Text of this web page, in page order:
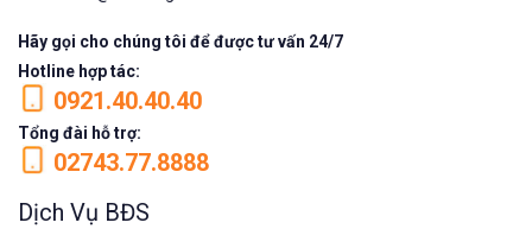
Hãy gọi cho chúng tôi để được tư vấn 24/7
Hotline hợp tác:
0921.40.40.40
Tổng đài hỗ trợ:
02743.77.8888
Dịch Vụ BĐS